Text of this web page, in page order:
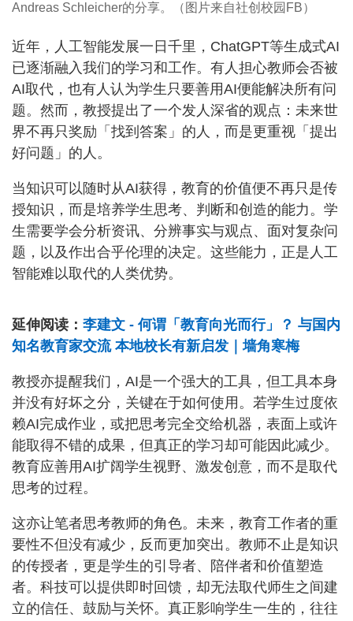
Andreas Schleicher的分享。（图片来自社创校园FB）
近年，人工智能发展一日千里，ChatGPT等生成式AI
已逐渐融入我们的学习和工作。有人担心教师会否被
AI取代，也有人认为学生只要善用AI便能解决所有问
题。然而，教授提出了一个发人深省的观点：未来世
界不再只奖励「找到答案」的人，而是更重视「提出
好问题」的人。
当知识可以随时从AI获得，教育的价值便不再只是传
授知识，而是培养学生思考、判断和创造的能力。学
生需要学会分析资讯、分辨事实与观点、面对复杂问
题，以及作出合乎伦理的决定。这些能力，正是人工
智能难以取代的人类优势。
延伸阅读： 李建文 - 何谓「教育向光而行」？ 与国内
知名教育家交流 本地校长有新启发｜墙角寒梅
教授亦提醒我们，AI是一个强大的工具，但工具本身
并没有好坏之分，关键在于如何使用。若学生过度依
赖AI完成作业，或把思考完全交给机器，表面上或许
能取得不错的成果，但真正的学习却可能因此减少。
教育应善用AI扩阔学生视野、激发创意，而不是取代
思考的过程。
这亦让笔者思考教师的角色。未来，教育工作者的重
要性不但没有减少，反而更加突出。教师不止是知识
的传授者，更是学生的引导者、陪伴者和价值塑造
者。科技可以提供即时回馈，却无法取代师生之间建
立的信任、鼓励与关怀。真正影响学生一生的，往往